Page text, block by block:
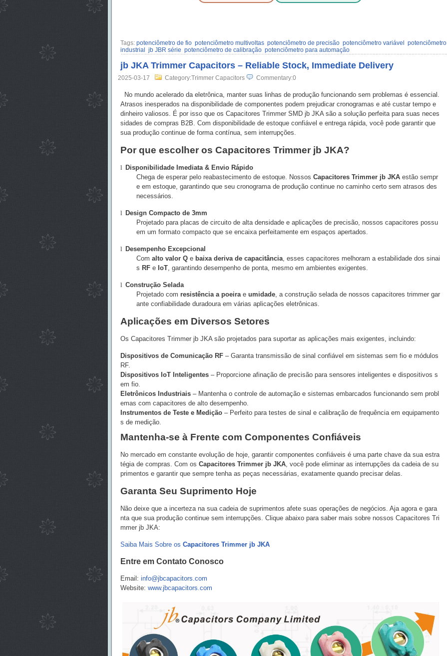
Tags: potenciômetro de fio potenciômetro multivoltas potenciômetro de precisão potenciômetro variável potenciômetro
industrial jb JBR série potenciômetro de calibração potenciômetro para automação
jb JKA Trimmer Capacitors – Reliable Stock, Immediate Delivery
2025-03-17 Category:Trimmer Capacitors Commentary:0
No mundo acelerado da eletrônica, manter suas linhas de produção funcionando sem problemas é essencial.
Atrasos inesperados na disponibilidade de componentes podem prejudicar cronogramas e até custar tempo e
dinheiro valiosos. É por isso que os Capacitores Trimmer SMD jb JKA são a solução perfeita para suas neces
sidades de compras B2B. Com disponibilidade de estoque confiável e entrega rápida, você pode garantir que
sua produção continue de forma contínua, sem interrupções.
Por que escolher os Capacitores Trimmer jb JKA?
l Disponibilidade Imediata & Envio Rápido
Chega de esperar pelo reabastecimento de estoque. Nossos Capacitores Trimmer jb JKAestão sempr
e em estoque, garantindo que seu cronograma de produção continue no caminho certo sem atrasos des
necessários.
l Design Compacto de 3mm
Projetado para placas de circuito de alta densidade e aplicações de precisão, nossos capacitores possu
em um formato compacto que se encaixa perfeitamente em espaços apertados.
l Desempenho Excepcional
Com alto valor Qe baixa deriva de capacitância, esses capacitores melhoram a estabilidade dos sinai
s RFe IoT, garantindo desempenho de ponta, mesmo em ambientes exigentes.
l Construção Selada
Projetado com resistência a poeirae umidade, a construção selada de nossos capacitores trimmer gar
ante confiabilidade duradoura em várias aplicações eletrônicas.
Aplicações em Diversos Setores
Os Capacitores Trimmer jb JKA são projetados para suportar as aplicações mais exigentes, incluindo:
Dispositivos de Comunicação RF– Garanta transmissão de sinal confiável em sistemas sem fio e módulos
RF.
Dispositivos IoT Inteligentes– Proporcione afinação de precisão para sensores inteligentes e dispositivos s
em fio.
Eletrônicos Industriais– Mantenha o controle de automação e sistemas embarcados funcionando sem probl
emas com capacitores de alto desempenho.
Instrumentos de Teste e Medição– Perfeito para testes de sinal e calibração de frequência em equipamento
s de medição.
Mantenha-se à Frente com Componentes Confiáveis
No mercado em constante evolução de hoje, garantir componentes confiáveis é uma parte chave da sua estra
tégia de compras. Com os Capacitores Trimmer jb JKA, você pode eliminar as interrupções da cadeia de su
primentos e garantir que sempre tenha as peças necessárias, exatamente quando precisar delas.
Garanta Seu Suprimento Hoje
Não deixe que a incerteza na sua cadeia de suprimentos afete suas operações de negócios. Aja agora e gara
nta que sua produção continue sem interrupções. Clique abaixo para saber mais sobre nossos Capacitores Tri
mmer jb JKA:
Saiba Mais Sobre os Capacitores Trimmer jb JKA
Entre em Contato Conosco
Email: info@jbcapacitors.com
Website: www.jbcapacitors.com